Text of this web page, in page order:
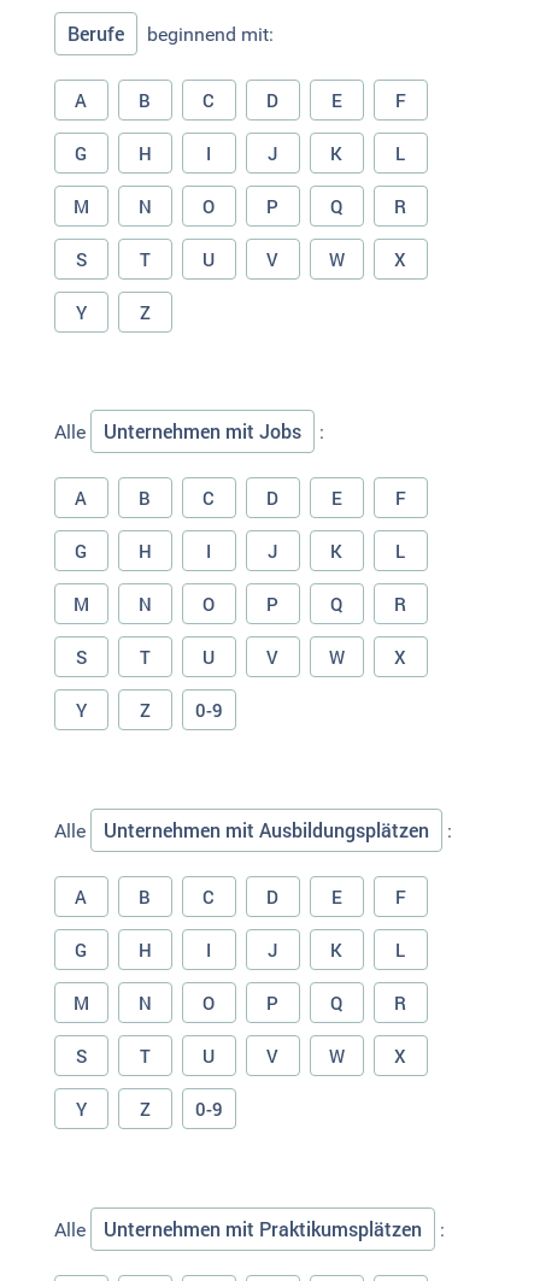
Berufe beginnend mit:
A B C D E F
G H I J K L
M N O P Q R
S T U V W X
Y Z
Alle Unternehmen mit Jobs :
A B C D E F
G H I J K L
M N O P Q R
S T U V W X
Y Z 0-9
Alle Unternehmen mit Ausbildungsplätzen :
A B C D E F
G H I J K L
M N O P Q R
S T U V W X
Y Z 0-9
Alle Unternehmen mit Praktikumsplätzen :